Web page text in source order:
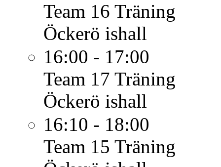
Team 16 Träning
Öckerö ishall
16:00 - 17:00
Team 17 Träning
Öckerö ishall
16:10 - 18:00
Team 15 Träning